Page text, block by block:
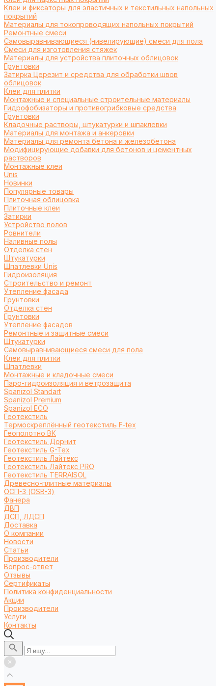
Клеи и фиксаторы для эластичных и текстильных напольных
покрытий
Материалы для токопроводящих напольных покрытий
Ремонтные смеси
Самовыравнивающиеся (нивелирующие) смеси для пола
Смеси для изготовления стяжек
Материалы для устройства плиточных облицовок
Грунтовки
Затирка Церезит и средства для обработки швов
облицовок
Клеи для плитки
Монтажные и специальные строительные материалы
Гидрофобизаторы и противогрибковые средства
Грунтовки
Кладочные растворы, штукатурки и шпаклевки
Материалы для монтажа и анкеровки
Материалы для ремонта бетона и железобетона
Модифицирующие добавки для бетонов и цементных
растворов
Монтажные клеи
Unis
Новинки
Популярные товары
Плиточная облицовка
Плиточные клеи
Затирки
Устройство полов
Ровнители
Наливные полы
Отделка стен
Штукатурки
Шпатлевки Unis
Гидроизоляция
Строительство и ремонт
Утепление фасада
Грунтовки
Отделка стен
Грунтовки
Утепление фасадов
Ремонтные и защитные смеси
Штукатурки
Самовыравнивающиеся смеси для пола
Клеи для плитки
Шпатлевки
Монтажные и кладочные смеси
Паро-гидроизоляция и ветрозащита
Spanizol Standart
Spanizol Premium
Spanizol ECO
Геотекстиль
Термоскреплённый геотекстиль F-tex
Геополотно ВК
Геотекстиль Дорнит
Геотекстиль G-Tex
Геотекстиль Лайтекс
Геотекстиль Лайтекс PRO
Геотекстиль TERRAISOL
Древесно-плитные материалы
ОСП-3 (OSB-3)
Фанера
ДВП
ДСП, ЛДСП
Доставка
О компании
Новости
Статьи
Производители
Вопрос-ответ
Отзывы
Сертификаты
Политика конфиденциальности
Акции
Производители
Услуги
Контакты